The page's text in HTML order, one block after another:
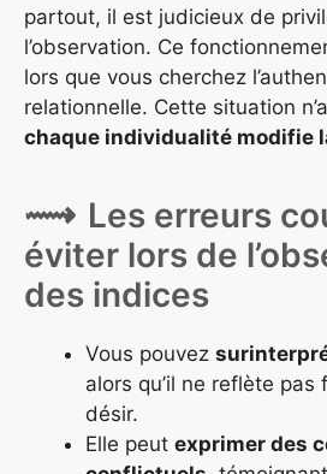
partout, il est judicieux de
l’observation. Ce
lors que vous cherchez
relationnelle. Cette situation
chaque individualité modifie
Les erreurs
éviter lors de
des indices
Vous pouvez
alors qu’il ne reflète pas
désir.
Elle peut exprimer des